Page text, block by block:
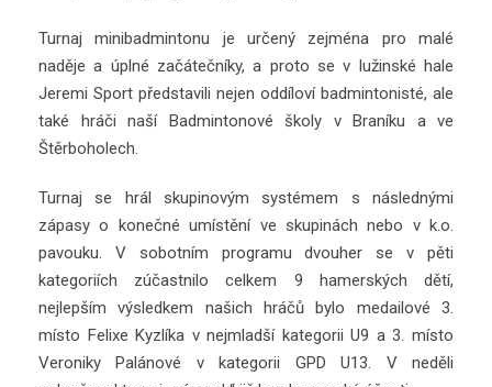
Turnaj minibadmintonu je určený zejména pro malé
naděje a úplné začátečníky, a proto se v lužinské hale
Jeremi Sport představili nejen oddíloví badmintonisté, ale
také hráči naší Badmintonové školy v Braníku a ve
Štěrboholech.
Turnaj se hrál skupinovým systémem s následnými
zápasy o konečné umístění ve skupinách nebo v k.o.
pavouku. V sobotním programu dvouher se v pěti
kategoriích zúčastnilo celkem 9 hamerských dětí,
nejlepším výsledkem našich hráčů bylo medailové 3.
místo Felixe Kyzlíka v nejmladší kategorii U9 a 3. místo
Veroniky Palánové v kategorii GPD U13. V neděli